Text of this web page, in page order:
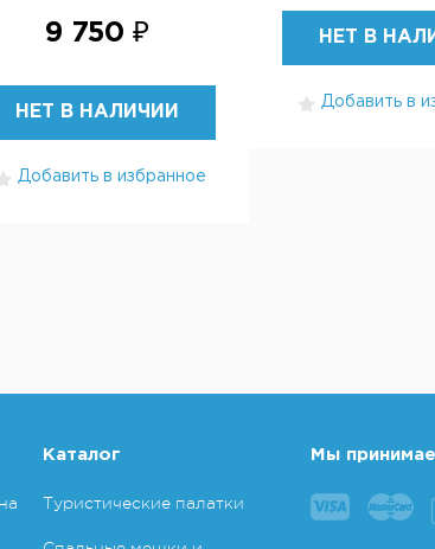
9 750 ₽
НЕТ В НАЛИЧИИ
Добавить в избранное
НЕТ В
Добавить в
Каталог
Туристические палатки
Мы